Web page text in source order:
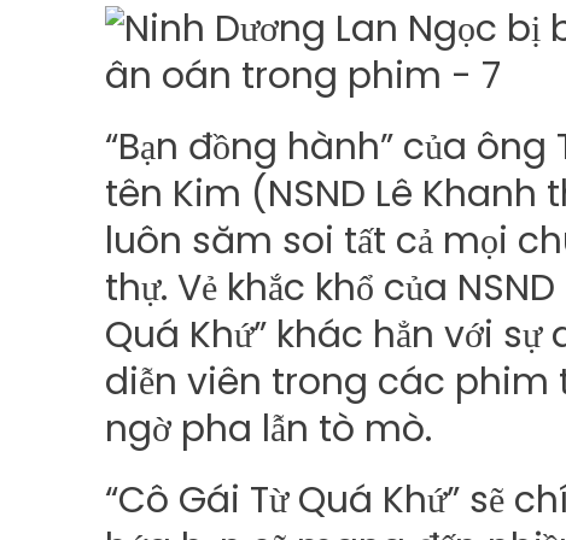
“Bạn đồng hành” của
tên Kim (NSND Lê
luôn săm soi tất cả mọi
thự. Vẻ khắc khổ của
Quá Khứ” khác hẳn với
diễn viên trong các phim
ngờ pha lẫn tò mò.
“Cô Gái Từ Quá Khứ” sẽ